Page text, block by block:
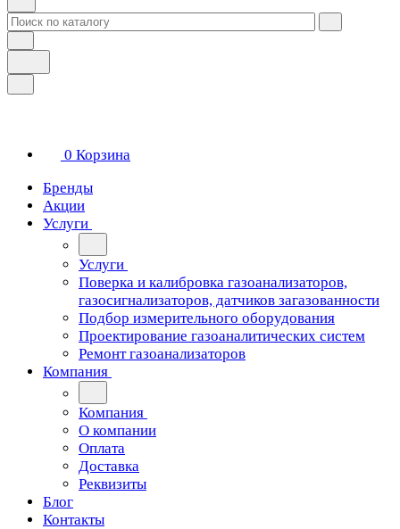
0 Корзина
Бренды
Акции
Услуги
Услуги
Поверка и калибровка газоанализаторов,
газосигнализаторов, датчиков загазованности
Подбор измерительного оборудования
Проектирование газоаналитических систем
Ремонт газоанализаторов
Компания
Компания
О компании
Оплата
Доставка
Реквизиты
Блог
Контакты